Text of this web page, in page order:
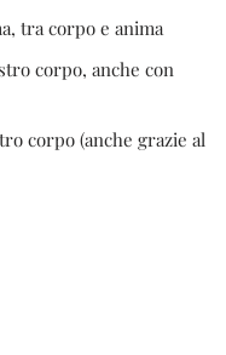
tra corpo e anima
corpo, anche con
corpo (anche grazie al